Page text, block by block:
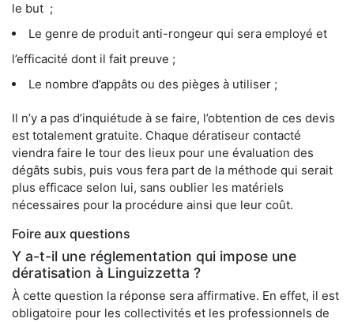
le but ;
Le genre de produit anti-rongeur qui sera employé et
l’efficacité dont il fait preuve ;
Le nombre d’appâts ou des pièges à utiliser ;
Il n’y a pas d’inquiétude à se faire, l’obtention de ces devis
est totalement gratuite. Chaque dératiseur contacté
viendra faire le tour des lieux pour une évaluation des
dégâts subis, puis vous fera part de la méthode qui serait
plus efficace selon lui, sans oublier les matériels
nécessaires pour la procédure ainsi que leur coût.
Foire aux questions
Y a-t-il une réglementation qui impose une
dératisation à Linguizzetta ?
À cette question la réponse sera affirmative. En effet, il est
obligatoire pour les collectivités et les professionnels de